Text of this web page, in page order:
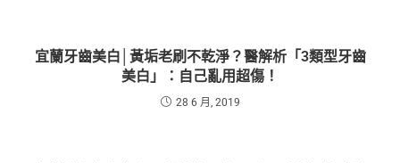
宜蘭牙齒美白│黃垢老刷不乾淨？醫解析「3類型牙齒
美白」：自己亂用超傷！
28 6 月, 2019